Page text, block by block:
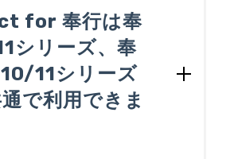
11シリーズの自動実行管
ンとの連動
Application Integration)
れている複数の異なる種類
タシステム（以下、異種シ
を連携させ、データやプロ
やExcelブック）からOBC
※）の受注伝票データを作
の数やデータの件数によら
いデータ変換を実現。処
向上。
シリーズ向け
for 奉行ｉ10/11［標準版］
-
for 奉行ｉ10/11［標準版］
-
for 奉行ｉ10/11［標準版］
V ERP11
10／蔵奉行ｉ10
11／蔵奉行ｉ11
／蔵奉行V ERP10
ERP11／蔵奉行V ERP11
ません。nConnect for 奉
ーズ専用となっており、以
利用いただくことができ
奉行の用途
for 奉行は奉
シリーズ、奉
11シリーズ
で利用できま